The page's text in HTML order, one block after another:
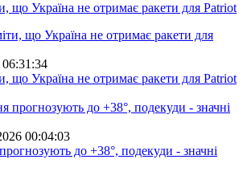
що Україна не отримає ракети для Patriot
що Україна не отримає ракети для Patriot
00:04:03
до +38°, подекуди - значні